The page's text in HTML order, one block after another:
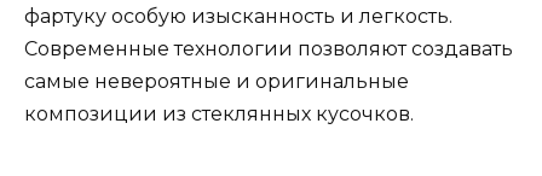
фартуку особую изысканность и легкость.
Современные технологии позволяют создавать
самые невероятные и оригинальные
композиции из стеклянных кусочков.